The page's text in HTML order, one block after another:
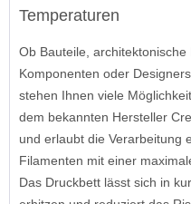
Temperaturen
Ob Bauteile,
Komponenten oder
stehen Ihnen viele
dem bekannten Hersteller
und erlaubt die Verarbeitung
Filamenten mit einer
Das Druckbett lässt sich in